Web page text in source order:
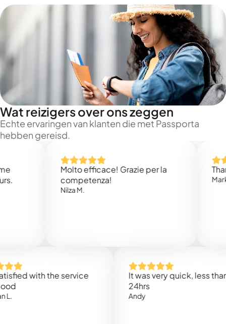
Wat reizigers over ons zeggen
Echte ervaringen van klanten die met Passporta
hebben gereisd.
Molto efficace! Grazie per la
competenza!
Thank
Mark N.
with the service
It was very quick, less than